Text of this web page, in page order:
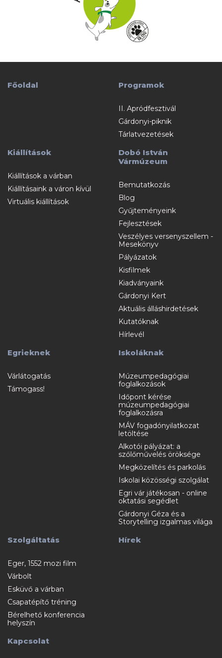
Főoldal Programok
II. Apródfesztivál
Gárdonyi-piknik
Tárlatvezetések
Kiállítások
Kiállítások a várban
Kiállításaink a váron kívül
Virtuális kiállítások
Dobó István
Vármúzeum
Bemutatkozás
Blog
Gyűjteményeink
Fejlesztések
Veszélyes versenyszellem -
Mesekönyv
Pályázatok
Kisfilmek
Kiadványaink
Gárdonyi Kert
Aktuális álláshirdetések
Kutatóknak
Hírlevél
Egrieknek
Várlátogatás
Támogass!
Iskoláknak
Múzeumpedagógiai
foglalkozások
Időpont kérése
múzeumpedagógiai
foglalkozásra
MÁV fogadónyilatkozat
letöltése
Alkotói pályázat: a
szőlőművelés öröksége
Megközelítés és parkolás
Iskolai közösségi szolgálat
Egri vár játékosan - online
oktatási segédlet
Gárdonyi Géza és a
Storytelling izgalmas világa
Szolgáltatás
Eger, 1552 mozi film
Várbolt
Esküvő a várban
Csapatépítő tréning
Bérelhető konferencia
helyszín
Hírek
Kapcsolat